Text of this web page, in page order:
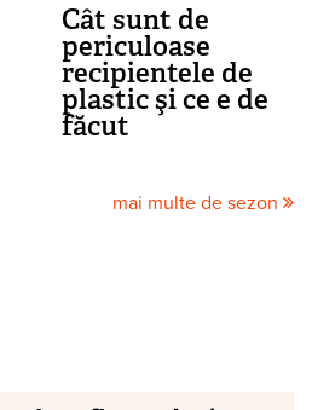
Cât sunt de
periculoase
recipientele de
plastic şi ce e de
făcut
mai multe de sezon